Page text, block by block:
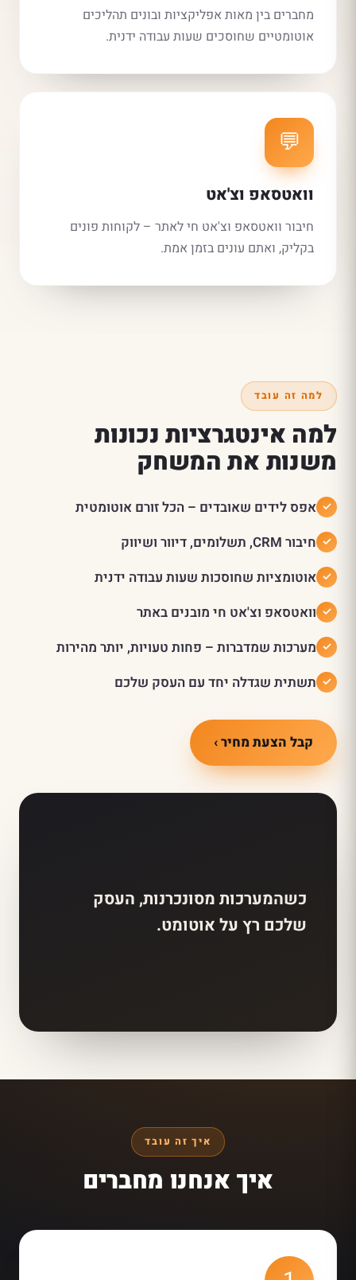
מחברים בין מאות אפליקציות ובונים תהליכים
אוטומטיים שחוסכים שעות עבודה ידנית.
💬
וואטסאפ וצ'אט
חיבור וואטסאפ וצ'אט חי לאתר – לקוחות פונים
בקליק, ואתם עונים בזמן אמת.
למה זה עובד
למה אינטגרציות נכונות
משנות את המשחק
אפס לידים שאובדים – הכל זורם אוטומטית
חיבור CRM, תשלומים, דיוור ושיווק
אוטומציות שחוסכות שעות עבודה ידנית
וואטסאפ וצ'אט חי מובנים באתר
מערכות שמדברות – פחות טעויות, יותר מהירות
תשתית שגדלה יחד עם העסק שלכם
קבל הצעת מחיר ›
כשהמערכות מסונכרנות, העסק
שלכם רץ על אוטומט.
איך זה עובד
איך אנחנו מחברים